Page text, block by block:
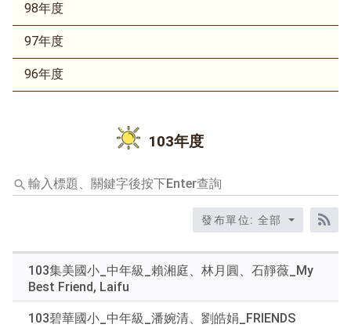
98年度
97年度
96年度
103年度
輸
入
發布單位: 全部
103集美國小_中年級_賴湘庭、林月圓、石靜薇_My
Best Friend, Laifu
103碧華國小_中年級_潘婉清、劉皓娟_FRIENDS